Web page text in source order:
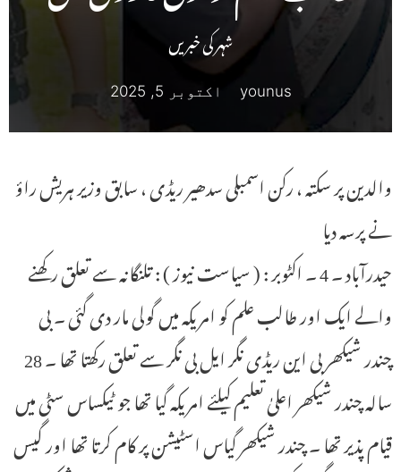
شہر کی خبریں
younus اکتوبر 5, 2025
والدین پر سکتہ ، رکن اسمبلی سدھیر ریڈی ، سابق وزیر ہریش راؤ
نے پرسہ دیا
حیدرآباد ۔ 4 ۔ اکٹوبر : ( سیاست نیوز ) : تلنگانہ سے تعلق رکھنے
والے ایک اور طالب علم کو امریکہ میں گولی مار دی گئی ۔ بی
چندر شیکھر بی این ریڈی نگر ایل بی نگر سے تعلق رکھتا تھا ۔ 28
سالہ چندر شیکھر اعلیٰ تعلیم کیلئے امریکہ گیا تھا جو ٹیکساس سٹی میں
قیام پذیر تھا ۔ چندر شیکھر گیاس اسٹیشن پر کام کرتا تھا اور گیس